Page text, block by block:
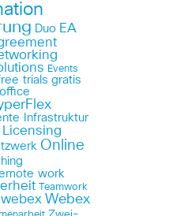
Duo EA
Events
trials gratis
Infrastruktur
Licensing
Online
work
Teamwork
webex Webex